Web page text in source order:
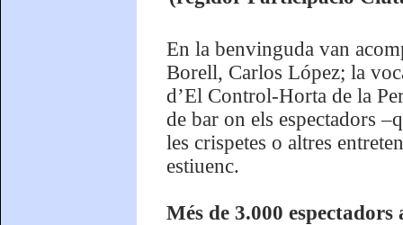
En la benvinguda van
Borell, Carlos López; la
d’El Control-Horta de la
de bar on els espectadors
les crispetes o altres
estiuenc.
Més de 3.000